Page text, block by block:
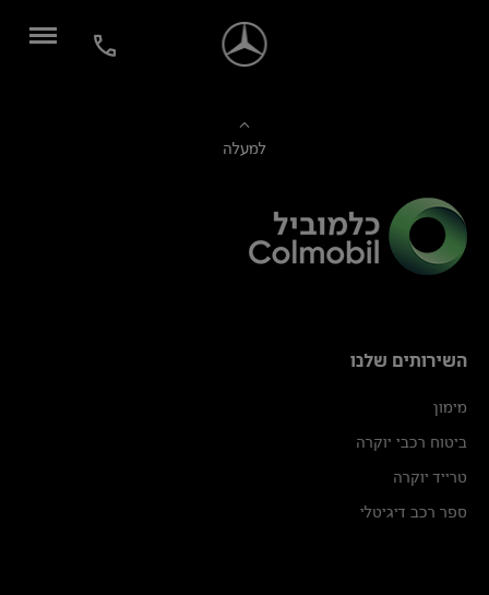
למעלה
השירותים שלנו
מימון
ביטוח רכבי יוקרה
טרייד יוקרה
ספר רכב דיגיטלי